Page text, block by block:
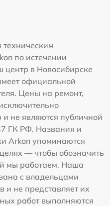
по истечении
центр в Новосибирске
официальной
Цены на ремонт,
не являются публичной
ГК РФ. Названия и
Arkon упоминаются
— чтобы обозначить
мы работаем. Наша
с владельцами
и не представляет их
работ выполняются